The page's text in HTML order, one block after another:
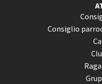
Consiglio